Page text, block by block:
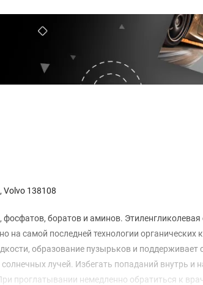
Volvo 138108
боратов и аминов.
самой последней технологии органических
образование пузырьков и поддерживает
лучей. Избегать попаданий внутрь и
немедленно обратиться к